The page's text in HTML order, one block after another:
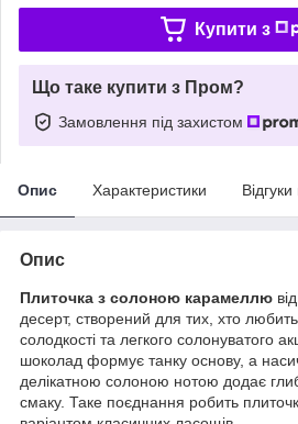
Купити з
Що таке купити з Пром?
Замовлення під захистом
Опис Характеристики
Опис
Плиточка з солоною карамеллю від
десерт, створений для тих, хто
солодкості та легкого солонуватого
шоколад формує танку основу, а
делікатною солоною нотою додає
смаку. Таке поєднання робить